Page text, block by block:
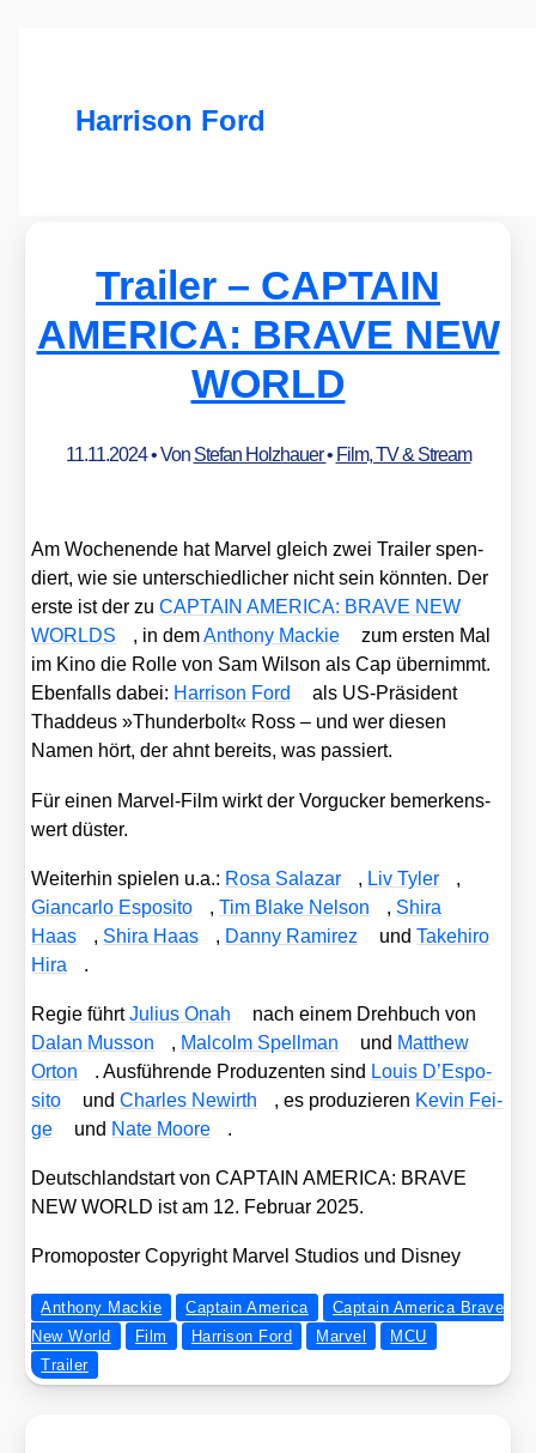
Harrison Ford
Trailer – CAPTAIN
AMERICA: BRAVE NEW
WORLD
11.11.2024• Von Stefan Holzhauer• Film, TV & Stream
Am Wochen­en­de hat Mar­vel gleich zwei Trai­ler spen­
diert, wie sie unter­schied­li­cher nicht sein könn­ten. Der
ers­te ist der zuCAPTAIN AMERICA: BRAVE NEW
WORLDS
, in demAntho­ny Mackie
zum ers­ten Mal
im Kino die Rol­le von Sam Wil­son als Cap über­nimmt.
Eben­falls dabei: Har­ri­son Ford
als US-Prä­si­dent
Thad­de­us »Thun­der­bolt« Ross – und wer die­sen
Namen hört, der ahnt bereits, was pas­siert.
Für einen Mar­vel-Film wirkt der Vor­gu­cker bemer­kens­
wert düs­ter.
Wei­ter­hin spie­len u.a.: Rosa Sala­zar , Liv Tyler
,
Gian­car­lo Espo­si­to
,Tim Bla­ke Nel­son , Shira
Haas
, Shira Haas , Dan­ny Rami­rez undTake­hiro
Hira
.
Regie führtJuli­us Onah
nach einem Dreh­buch von
Dalan Mus­son
, Mal­colm Spell­man und Matthew
Orton
. Aus­füh­ren­de Pro­du­zen­ten sind Lou­is D’Es­po­
si­to
undCharles Newirth , es pro­du­zie­ren Kevin Fei­
ge
und Nate Moo­re .
Deutsch­land­start von CAPTAIN AMERICA: BRAVE
NEW WORLD ist am 12. Febru­ar 2025.
Pro­mo­pos­ter Copy­right Mar­vel Stu­di­os und Dis­ney
Anthony Mackie Captain America
Captain America Brave
New World
Film Harrison Ford Marvel
MCU
Trailer